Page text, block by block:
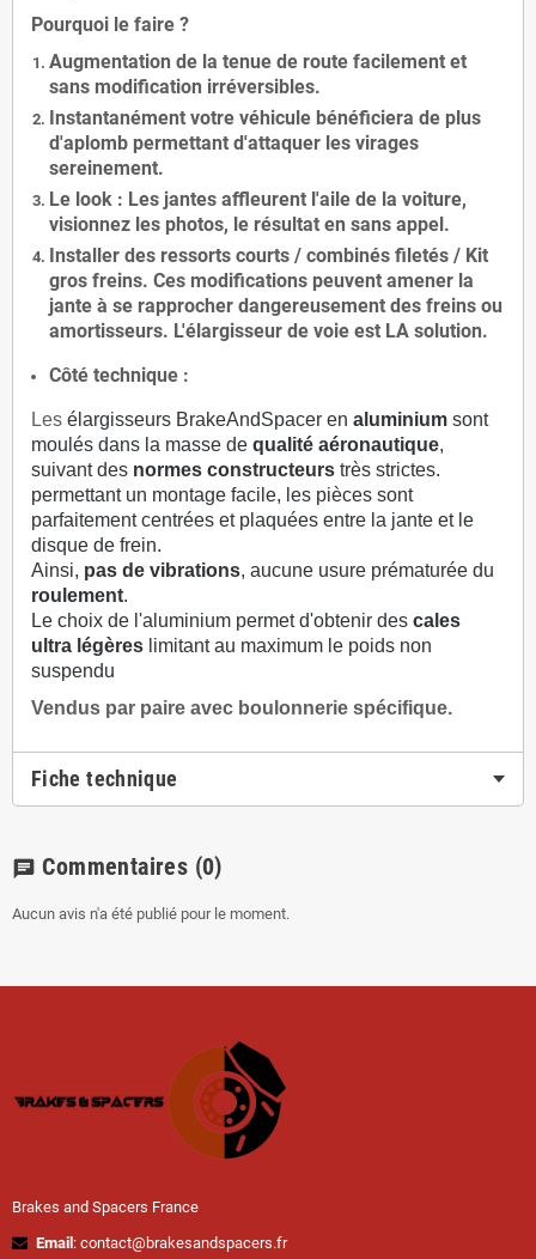
Pourquoi le faire ?
Augmentation de la tenue de route facilement et
sans modification irréversibles.
Instantanément votre véhicule bénéficiera de plus
d'aplomb permettant d'attaquer les virages
sereinement.
Le look : Les jantes affleurent l'aile de la voiture,
visionnez les photos, le résultat en sans appel.
Installer des ressorts courts / combinés filetés / Kit
gros freins. Ces modifications peuvent amener la
jante à se rapprocher dangereusement des freins ou
amortisseurs. L'élargisseur de voie est LA solution.
Côté technique :
Les élargisseurs BrakeAndSpacer en aluminium sont
moulés dans la masse de qualité aéronautique,
suivant des normes constructeurs très strictes.
permettant un montage facile, les pièces sont
parfaitement centrées et plaquées entre la jante et le
disque de frein.
Ainsi, pas de vibrations, aucune usure prématurée du
roulement.
Le choix de l'aluminium permet d'obtenir des cales
ultra légères limitant au maximum le poids non
suspendu
Vendus par paire avec boulonnerie spécifique.
Fiche technique
chat Commentaires (0)
Aucun avis n'a été publié pour le moment.
Brakes and Spacers France
Email : contact@brakesandspacers.fr